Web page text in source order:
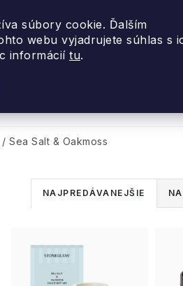
súbory cookie. Ďalším
webu vyjadrujete súhlas s
informácií tu.
/ Sea Salt & Oakmoss
R
d
NAJPREDÁVANEJŠIE